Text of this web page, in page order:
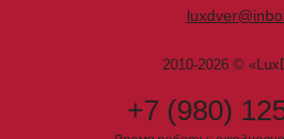
2010-2026 ©
+7 (980)